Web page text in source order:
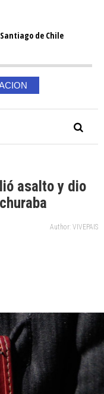
Santiago de Chile
asalto y dio
Author: VIVEPAIS